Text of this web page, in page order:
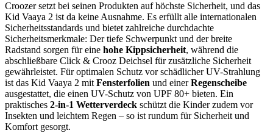
Croozer setzt bei seinen Produkten auf höchste Sicherheit, und das
Kid Vaaya 2 ist da keine Ausnahme. Es erfüllt alle internationalen
Sicherheitsstandards und bietet zahlreiche durchdachte
Sicherheitsmerkmale: Der tiefe Schwerpunkt und der breite
Radstand sorgen für eine hohe Kippsicherheit, während die
abschließbare Click & Crooz Deichsel für zusätzliche Sicherheit
gewährleistet. Für optimalen Schutz vor schädlicher UV-Strahlung
ist das Kid Vaaya 2 mit Fensterfolien und einerRegenscheibe
ausgestattet, die einen UV-Schutz von UPF 80+ bieten. Ein
praktisches 2-in-1 Wetterverdeck schützt die Kinder zudem vor
Insekten und leichtem Regen – so ist rundum für Sicherheit und
Komfort gesorgt.